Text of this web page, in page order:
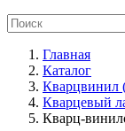
Главная
Каталог
Кварцвинил
Кварцевый
Кварц-